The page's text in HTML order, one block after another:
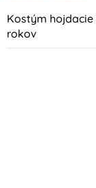
Kostým hojdacie
rokov